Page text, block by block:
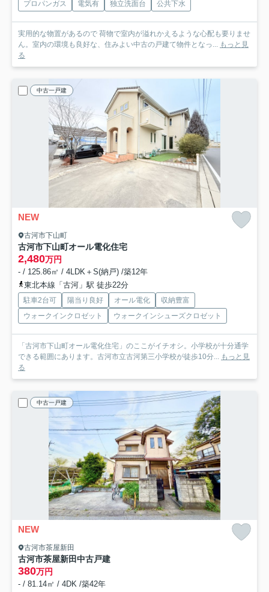
プロパンガス 電気有 独立洗面台 公共下水
実用的な物置があるので 荷物で室内が溢れかえるような心配も要りませ
ん。室内の環境も良好な、住みよい中古の戸建て物件となっ... もっと見
る
中古一戸建
NEW
古河市下山町
古河市下山町オール電化住宅
2,480万円
- / 125.86㎡ / 4LDK＋S(納戸) /築12年
東北本線「古河」駅 徒歩22分
駐車2台可 陽当り良好 オール電化
収納豊富
ウォークインクロゼット
ウォークインシューズクロゼット
「古河市下山町オール電化住宅」のここがイチオシ。小学校が十分通学
できる範囲にあります。古河市立古河第三小学校が徒歩10分... もっと見
る
中古一戸建
NEW
古河市茶屋新田
古河市茶屋新田中古戸建
380万円
- / 81.14㎡ / 4DK /築42年